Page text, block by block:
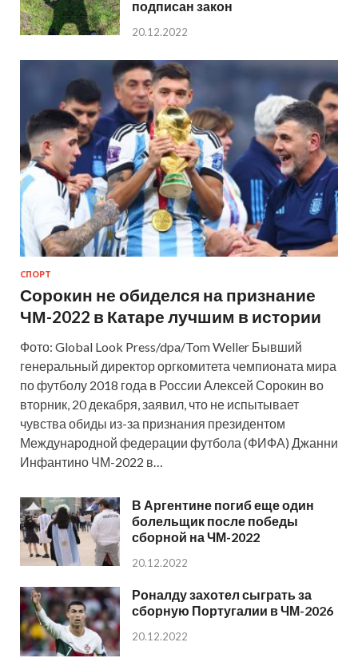
подписан закон
20.12.2022
СПОРТ
Сорокин не обиделся на признание
ЧМ-2022 в Катаре лучшим в истории
Фото: Global Look Press/dpa/Tom Weller Бывший
генеральный директор оргкомитета чемпионата мира
по футболу 2018 года в России Алексей Сорокин во
вторник, 20 декабря, заявил, что не испытывает
чувства обиды из-за признания президентом
Международной федерации футбола (ФИФА) Джанни
Инфантино ЧМ-2022 в…
В Аргентине погиб еще один
болельщик после победы
сборной на ЧМ-2022
20.12.2022
Роналду захотел сыграть за
сборную Португалии в ЧМ-2026
20.12.2022